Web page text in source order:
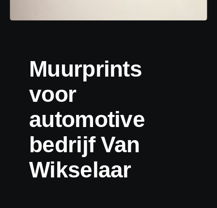
Muurprints
voor
automotive
bedrijf Van
Wikselaar